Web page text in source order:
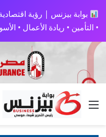
بوابة بيزنس | رؤية
• التأمين • ريادة الأعمال •
القائمة